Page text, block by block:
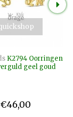
K2794 Oorringen
geel goud
€46,00